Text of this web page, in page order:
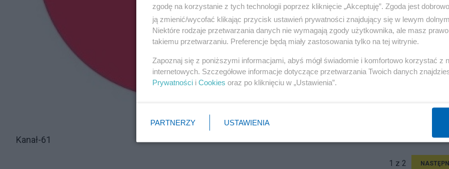
Kanał-61
1 z 2
zgodę na korzystanie z tych technologii poprzez kliknięcie „Akceptuję”. Zgoda jest
ją zmienić/wycofać klikając przycisk ustawień prywatności znajdujący się w lewym
Niektóre rodzaje przetwarzania danych nie wymagają zgody użytkownika, ale masz
takiemu przetwarzaniu. Preferencje będą miały zastosowania tylko na tej witrynie.
Zapoznaj się z poniższymi informacjami, abyś mógł świadomie i komfortowo korzystać z
internetowych. Szczegółowe informacje dotyczące przetwarzania Twoich danych
Prywatności i Cookies oraz po kliknięciu w „Ustawienia”.
PARTNERZY USTAWIENIA